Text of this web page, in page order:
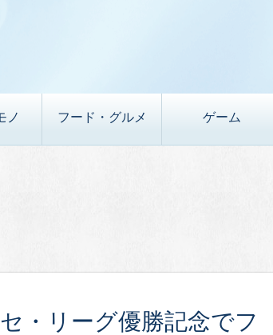
ノ フード・グルメ ゲーム
・リーグ優勝記念でフ